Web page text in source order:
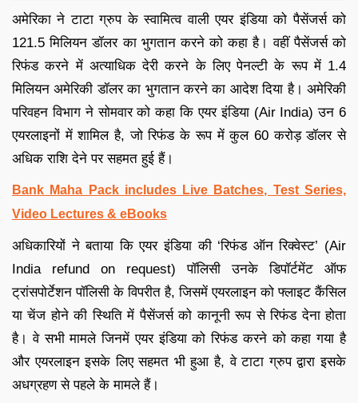
अमेरिका ने टाटा ग्रुप के स्वामित्व वाली एयर इंडिया को पैसेंजर्स को
121.5 मिलियन डॉलर का भुगतान करने को कहा है। वहीं पैसेंजर्स को
रिफंड करने में अत्याधिक देरी करने के लिए पेनल्टी के रूप में 1.4
मिलियन अमेरिकी डॉलर का भुगतान करने का आदेश दिया है। अमेरिकी
परिवहन विभाग ने सोमवार को कहा कि एयर इंडिया (Air India) उन 6
एयरलाइनों में शामिल है, जो रिफंड के रूप में कुल 60 करोड़ डॉलर से
अधिक राशि देने पर सहमत हुई हैं।
Bank Maha Pack includes Live Batches, Test Series,
Video Lectures & eBooks
अधिकारियों ने बताया कि एयर इंडिया की ‘रिफंड ऑन रिक्वेस्ट’ (Air
India refund on request) पॉलिसी उनके डिपॉर्टमेंट ऑफ
ट्रांसपोर्टेशन पॉलिसी के विपरीत है, जिसमें एयरलाइन को फ्लाइट कैंसिल
या चेंज होने की स्थिति में पैसेंजर्स को कानूनी रूप से रिफंड देना होता
है। वे सभी मामले जिनमें एयर इंडिया को रिफंड करने को कहा गया है
और एयरलाइन इसके लिए सहमत भी हुआ है, वे टाटा ग्रुप द्वारा इसके
अधग्रहण से पहले के मामले हैं।